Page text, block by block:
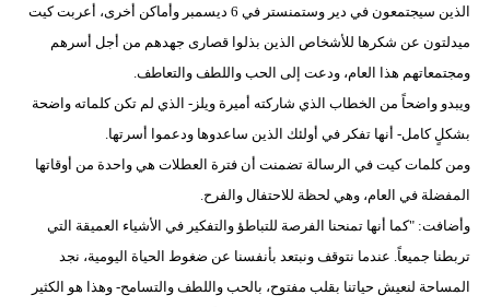
بيئة
أبراج
فيديو
الذين سيجتمعون في دير وستمنستر في 6 ديسمبر وأماكن أخرى، أعربت كيت
ميدلتون عن شكرها للأشخاص الذين بذلوا قصارى جهدهم من أجل أسرهم
ومجتمعاتهم هذا العام، ودعت إلى الحب واللطف والتعاطف.
ويبدو واضحاً من الخطاب الذي شاركته أميرة ويلز- الذي لم تكن كلماته واضحة
بشكلٍ كامل- أنها تفكر في أولئك الذين ساعدوها ودعموا أسرتها.
ومن كلمات كيت في الرسالة تضمنت أن فترة العطلات هي واحدة من أوقاتها
المفضلة في العام، وهي لحظة للاحتفال والفرح.
وأضافت: "كما أنها تمنحنا الفرصة للتباطؤ والتفكير في الأشياء العميقة التي
تربطنا جميعاً. عندما نتوقف ونبتعد بأنفسنا عن ضغوط الحياة اليومية، نجد
المساحة لنعيش حياتنا بقلب مفتوح، بالحب واللطف والتسامح- وهذا هو الكثير